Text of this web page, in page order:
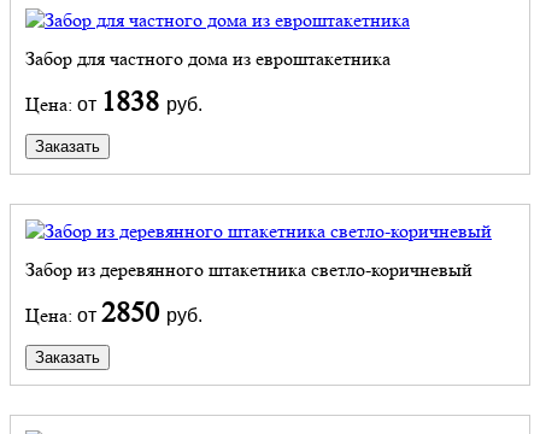
Забор для частного дома из евроштакетника
Цена: от 1838 руб.
Заказать
Забор из деревянного штакетника светло-коричневый
Цена: от 2850 руб.
Заказать